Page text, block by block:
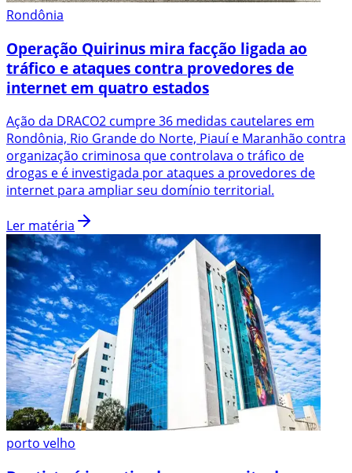
Rondônia
Operação Quirinus mira facção ligada ao
tráfico e ataques contra provedores de
internet em quatro estados
Ação da DRACO2 cumpre 36 medidas cautelares em
Rondônia, Rio Grande do Norte, Piauí e Maranhão contra
organização criminosa que controlava o tráfico de
drogas e é investigada por ataques a provedores de
internet para ampliar seu domínio territorial.
Ler matéria
porto velho